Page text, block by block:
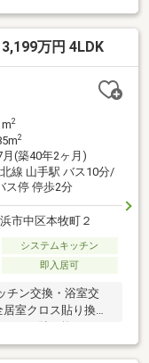
々な不安の解消
まずは、お気軽に
万円 4LDK
2
2
月(築40年2ヶ月)
線 山手駅 バス10分/
ス停 停歩2分
市中区本牧町２
システムキッチン
即入居可
チン交換・浴室交
室クロス貼り換
クリーニング